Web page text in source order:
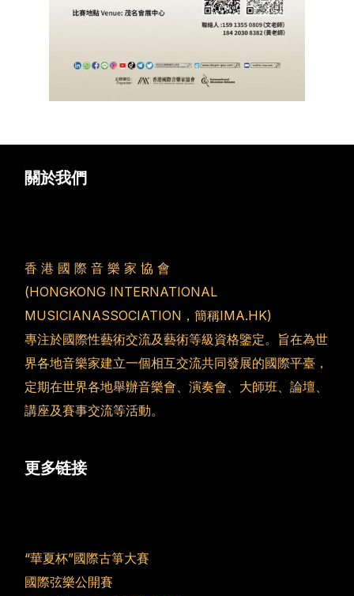
關於我們
香 港 國 際 音 樂 家 協 會
(HONGKONG INTERNATIONAL
MUSICIANASSOCIATION，簡稱IMA.HK)
專注於國際性藝術交流及藝術等級資格鑒定。旨在為世
界各地音樂家建立一個相互交流共同發展的國際平臺，
定期在世界各地舉辦音樂會、演奏會、大師班、論壇、
講座及賽事交流等活動。
更多链接
“華夏杯”國際古箏大賽
國際弦樂公開賽